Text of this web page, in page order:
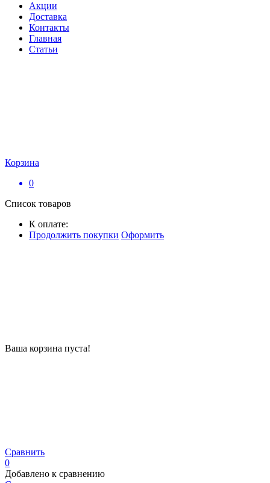
Акции
Доставка
Контакты
Главная
Статьи
Корзина
0
Список товаров
К оплате:
Продолжить покупки Оформить
Ваша корзина пуста!
Сравнить
0
Добавлено к сравнению